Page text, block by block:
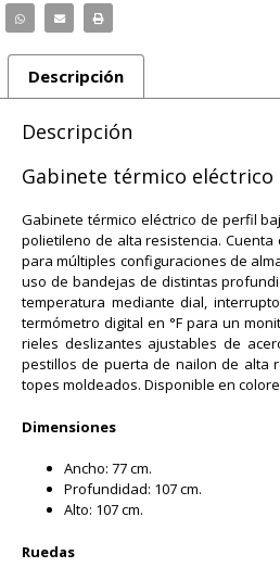
Descripción
Descripción
Gabinete térmico eléctrico
Gabinete térmico eléctrico de perfil
polietileno de alta resistencia.
para múltiples configuraciones de
uso de bandejas de distintas
temperatura mediante dial,
termómetro digital en °F para un
rieles deslizantes ajustables de
pestillos de puerta de nailon de alta
topes moldeados. Disponible en
Dimensiones
Ancho: 77 cm.
Profundidad: 107 cm.
Alto: 107 cm.
Ruedas